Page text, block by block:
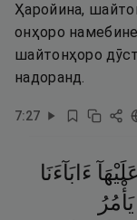
Ҳаройина,
онҳоро
шайтонҳоро
надоранд.
7:27
عَلَيْهَآ ءَابَآءَنَا
يَأْمُرُ